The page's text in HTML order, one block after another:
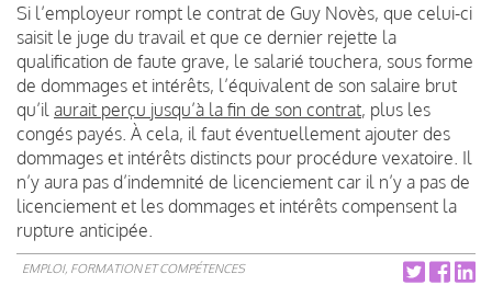
Si l’employeur rompt le contrat de Guy Novès, que celui-ci
saisit le juge du travail et que ce dernier rejette la
qualification de faute grave, le salarié touchera, sous forme
de dommages et intérêts, l’équivalent de son salaire brut
qu’il aurait perçu jusqu’à la fin de son contrat, plus les
congés payés. À cela, il faut éventuellement ajouter des
dommages et intérêts distincts pour procédure vexatoire. Il
n’y aura pas d’indemnité de licenciement car il n’y a pas de
licenciement et les dommages et intérêts compensent la
rupture anticipée.
EMPLOI, FORMATION ET COMPÉTENCES